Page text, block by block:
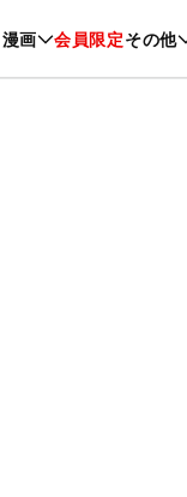
漫画 会員限定その他
ファッション 恋愛